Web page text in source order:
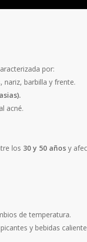
por:
nariz, barbilla y frente.
acné.
los 30 y 50 años y
de temperatura.
y bebidas